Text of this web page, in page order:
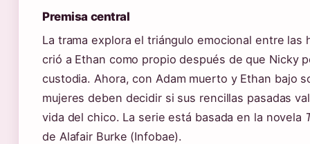
Premisa central
La trama explora el triángulo emocional entre las
crió a Ethan como propio después de que Nicky
custodia. Ahora, con Adam muerto y Ethan bajo
mujeres deben decidir si sus rencillas pasadas
vida del chico. La serie está basada en la novela
de Alafair Burke (Infobae).